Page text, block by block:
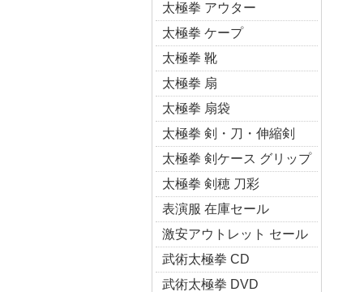
太極拳 アウター
太極拳 ケープ
太極拳 靴
太極拳 扇
太極拳 扇袋
太極拳 剣・刀・伸縮剣
太極拳 剣ケース グリップ
太極拳 剣穂 刀彩
表演服 在庫セール
激安アウトレット セール
武術太極拳 CD
武術太極拳 DVD